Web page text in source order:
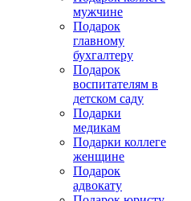
мужчине
Подарок
главному
бухгалтеру
Подарок
воспитателям в
детском саду
Подарки
медикам
Подарки коллеге
женщине
Подарок
адвокату